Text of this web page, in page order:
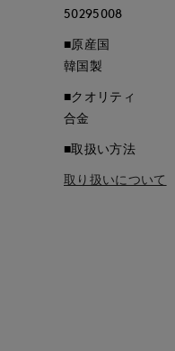
岡山天満屋7-IDconcept.岡山天
50295008
■原産国
韓国製
■クオリティ
合金
■取扱い方法
取り扱いについて